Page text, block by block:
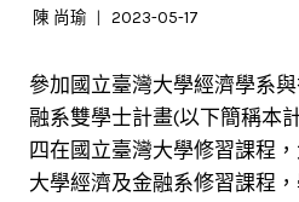
陳 尚瑜 2023-05-17
參加國立臺灣大學經濟學系
融系雙學士計畫(以下簡稱本
四在國立臺灣大學修習課程
大學經濟及金融系修習課程